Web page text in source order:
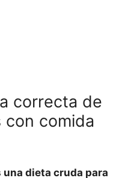
correcta de
con comida
una dieta cruda para